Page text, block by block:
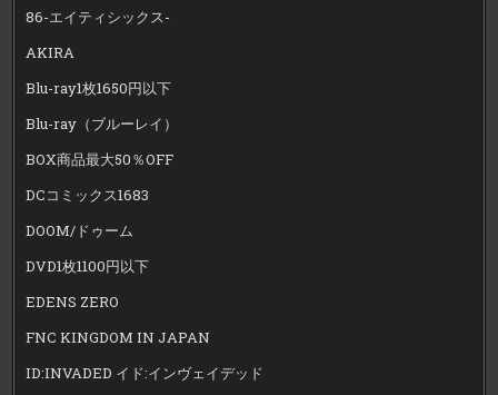
86-エイティシックス-
AKIRA
Blu-ray1枚1650円以下
Blu-ray（ブルーレイ）
BOX商品最大50％OFF
DCコミックス1683
DOOM/ドゥーム
DVD1枚1100円以下
EDENS ZERO
FNC KINGDOM IN JAPAN
ID:INVADED イド:インヴェイデッド